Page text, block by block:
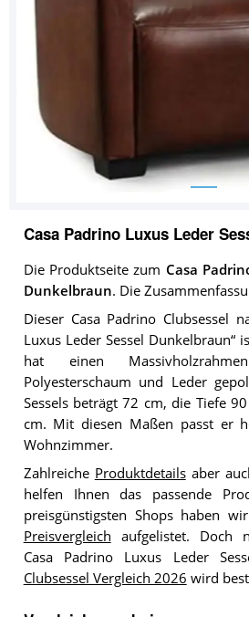
Casa Padrino Luxus Leder
Die Produktseite zum Casa
Dunkelbraun. Die
Dieser Casa Padrino Clubsessel
Luxus Leder Sessel Dunkelbraun“
hat einen
Polyesterschaum und Leder
Sessels beträgt 72 cm, die Tiefe
cm. Mit diesen Maßen passt er
Wohnzimmer.
Zahlreiche Produktdetailsaber
helfen Ihnen das passende
preisgünstigsten Shops haben
Preisvergleich aufgelistet. Doch
Casa Padrino Luxus Leder
Clubsessel Vergleich 2026 wird